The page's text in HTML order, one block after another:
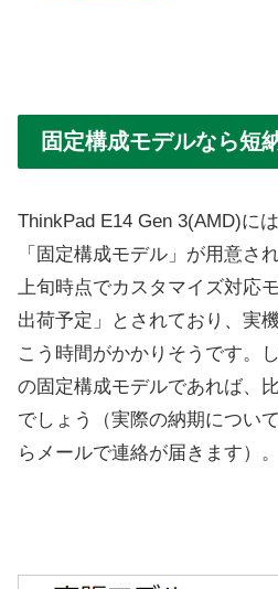
固定構成モデルなら短
ThinkPad E14 Gen 3(AMD)に
「固定構成モデル」が用意さ
上旬時点でカスタマイズ対応
出荷予定」とされており、実
こう時間がかかりそうです。
の固定構成モデルであれば、
でしょう（実際の納期につい
らメールで連絡が届きます）。